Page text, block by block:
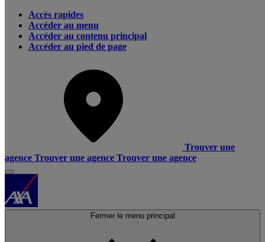
Accès rapides
Accéder au menu
Accéder au contenu principal
Accéder au pied de page
Trouver une
agence Trouver une agence Trouver une agence
Fermer le menu principal